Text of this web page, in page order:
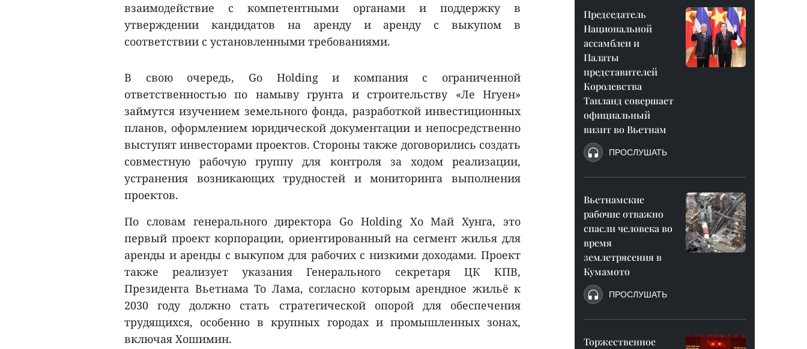
взаимодействие с компетентными органами и поддержку в
утверждении кандидатов на аренду и аренду с выкупом в
соответствии с установленными требованиями.
В свою очередь, Go Holding и компания с ограниченной
ответственностью по намыву грунта и строительству «Ле Нгуен»
займутся изучением земельного фонда, разработкой инвестиционных
планов, оформлением юридической документации и непосредственно
выступят инвесторами проектов. Стороны также договорились создать
совместную рабочую группу для контроля за ходом реализации,
устранения возникающих трудностей и мониторинга выполнения
проектов.
По словам генерального директора Go Holding Хо Май Хунга, это
первый проект корпорации, ориентированный на сегмент жилья для
аренды и аренды с выкупом для рабочих с низкими доходами. Проект
также реализует указания Генерального секретаря ЦК КПВ,
Президента Вьетнама То Лама, согласно которым арендное жильё к
2030 году должно стать стратегической опорой для обеспечения
трудящихся, особенно в крупных городах и промышленных зонах,
включая Хошимин.
Председатель
Национальной
ассамблеи и
Палаты
представителей
Королевства
Таиланд совершает
официальный
визит во Вьетнам
ПРОСЛУШАТЬ
Вьетнамские
рабочие отважно
спасли человека во
время
землетрясения в
Кумамото
ПРОСЛУШАТЬ
Торжественное